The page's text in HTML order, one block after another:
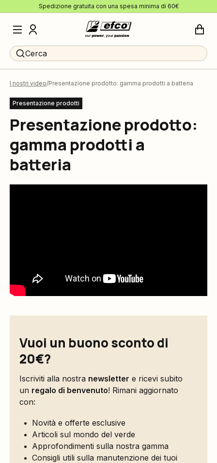
Spedizione gratuita con una spesa minima di 60€
Cerca
I nostri video Presentazione prodotto: gamma prodotti a batteria
Presentazione prodotti
Presentazione prodotto:
gamma prodotti a
batteria
Vuoi un buono sconto di
20€?
Iscriviti alla nostra newsletter e ricevi subito
un regalo di benvenuto! Rimani aggiornato
con:
Novità e offerte esclusive
Articoli sul mondo del verde
Approfondimenti sulla nostra gamma
Consigli utili sulla manutenzione dei tuoi